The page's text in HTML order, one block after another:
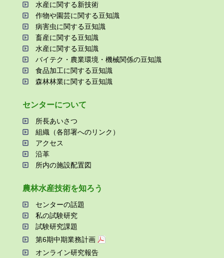
⽔産に関する新技術
作物や園芸に関する⾖知識
病害⾍に関する⾖知識
畜産に関する⾖知識
⽔産に関する⾖知識
バイテク・農業環境・機械関係の⾖知識
⾷品加⼯に関する⾖知識
森林林業に関する⾖知識
センターについて
所⻑あいさつ
組織（各部署へのリンク）
アクセス
沿⾰
所内の施設配置図
農林⽔産技術を知ろう
センターの話題
私の試験研究
試験研究課題
第6期中期業務計画
オンライン研究報告